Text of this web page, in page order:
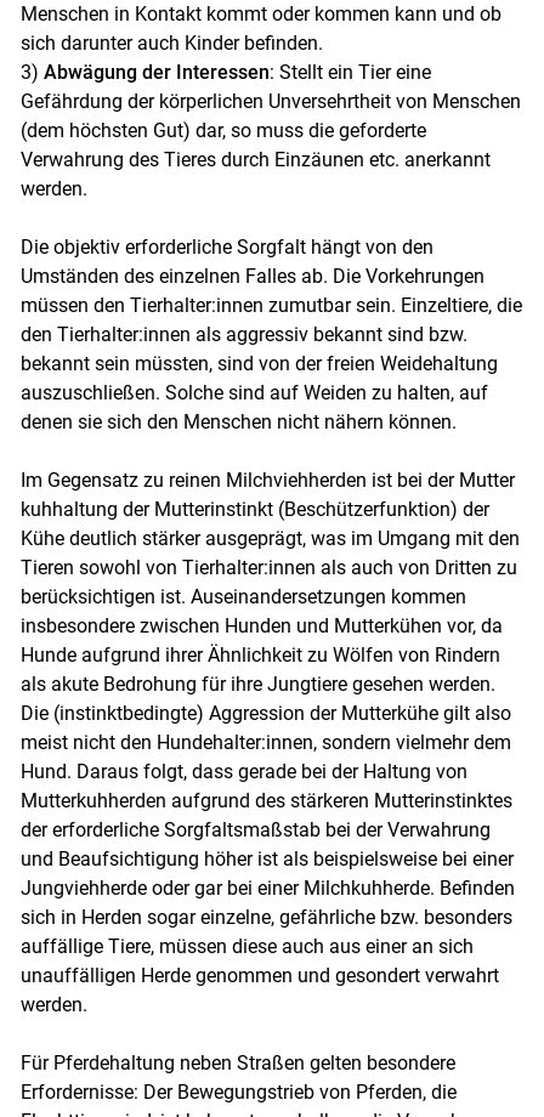
Menschen in Kontakt kommt oder kommen kann und ob
sich darunter auch Kinder befinden.
3) Abwägung der Interessen: Stellt ein Tier eine
Gefährdung der körperlichen Unversehrtheit von Menschen
(dem höchsten Gut) dar, so muss die geforderte
Verwahrung des Tieres durch Einzäunen etc. anerkannt
werden.
Die objektiv erforderliche Sorgfalt hängt von den
Umständen des einzelnen Falles ab. Die Vorkehrungen
müssen den Tierhalter:innen zumutbar sein. Einzeltiere, die
den Tierhalter:innen als aggressiv bekannt sind bzw.
bekannt sein müssten, sind von der freien Weidehaltung
auszuschließen. Solche sind auf Weiden zu halten, auf
denen sie sich den Menschen nicht nähern können.
Im Gegensatz zu reinen Milchviehherden ist bei der Mutter
kuhhaltung der Mutterinstinkt (Beschützerfunktion) der
Kühe deutlich stärker ausgeprägt, was im Umgang mit den
Tieren sowohl von Tierhalter:innen als auch von Dritten zu
berücksichtigen ist. Auseinandersetzungen kommen
insbesondere zwischen Hunden und Mutterkühen vor, da
Hunde aufgrund ihrer Ähnlichkeit zu Wölfen von Rindern
als akute Bedrohung für ihre Jungtiere gesehen werden.
Die (instinktbedingte) Aggression der Mutterkühe gilt also
meist nicht den Hundehalter:innen, sondern vielmehr dem
Hund. Daraus folgt, dass gerade bei der Haltung von
Mutterkuhherden aufgrund des stärkeren Mutterinstinktes
der erforderliche Sorgfaltsmaßstab bei der Verwahrung
und Beaufsichtigung höher ist als beispielsweise bei einer
Jungviehherde oder gar bei einer Milchkuhherde. Befinden
sich in Herden sogar einzelne, gefährliche bzw. besonders
auffällige Tiere, müssen diese auch aus einer an sich
unauffälligen Herde genommen und gesondert verwahrt
werden.
Für Pferdehaltung neben Straßen gelten besondere
Erfordernisse: Der Bewegungstrieb von Pferden, die